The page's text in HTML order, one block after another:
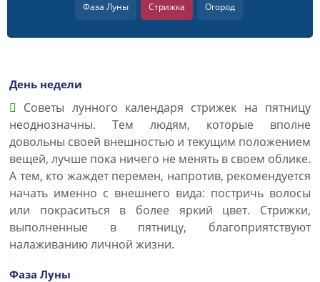
Фаза Луны Стрижка Огород
День недели
Советы лунного календаря стрижек на пятницу
неоднозначны. Тем людям, которые вполне
довольны своей внешностью и текущим положением
вещей, лучше пока ничего не менять в своем облике.
А тем, кто жаждет перемен, напротив, рекомендуется
начать именно с внешнего вида: постричь волосы
или покраситься в более яркий цвет. Стрижки,
выполненные в пятницу, благоприятствуют
налаживанию личной жизни.
Фаза Луны